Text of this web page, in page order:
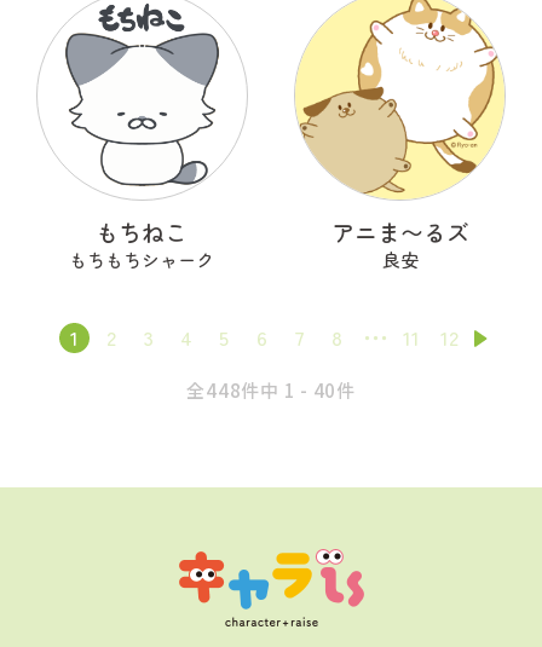
もちねこ
もちもちシャーク
アニま〜るズ
良安
1 2 3 4 5 6 7 8 11 12
全448件中 1 - 40件